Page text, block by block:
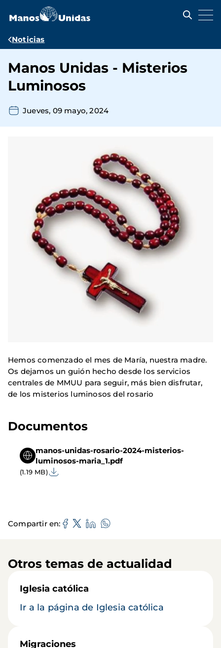
contenido
Ruta
navegación
Noticias
Manos Unidas - Misterios
Luminosos
Jueves, 09 mayo, 2024
Hemos comenzado el mes de María, nuestra madre.
Os dejamos un guión hecho desde los servicios
centrales de MMUU para seguir, más bien disfrutar,
de los misterios luminosos del rosario
Documentos
manos-unidas-rosario-2024-misterios-
luminosos-maria_1.pdf
(1.19 MB)
Compartir en
Otros temas de actualidad
Iglesia católica
Ir a la página de Iglesia católica
Migraciones